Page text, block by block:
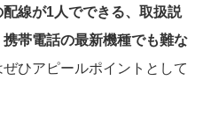
線が1人でできる、取扱説
帯電話の最新機種でも難な
ぜひアピールポイントとして